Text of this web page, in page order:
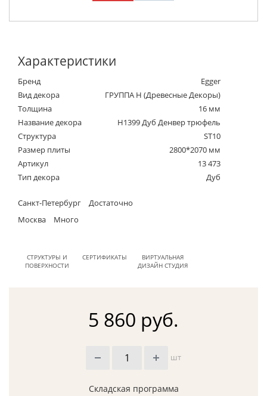
Характеристики
Бренд
Egger
Вид декора
ГРУППА Н (Древесные Декоры)
Толщина
16 мм
Название декора
H1399 Дуб Денвер трюфель
Структура
ST10
Размер плиты
2800*2070 мм
Артикул
13 473
Тип декора
Дуб
Санкт-Петербург
Достаточно
Москва
Много
СТРУКТУРЫ И
ПОВЕРХНОСТИ
СЕРТИФИКАТЫ
ВИРТУАЛЬНАЯ
ДИЗАЙН СТУДИЯ
5 860 руб.
шт
Складская программа